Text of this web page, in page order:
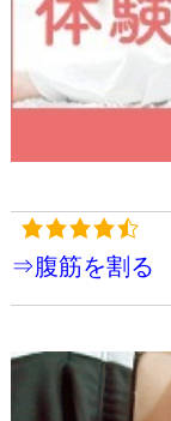
⇒腹筋を割る